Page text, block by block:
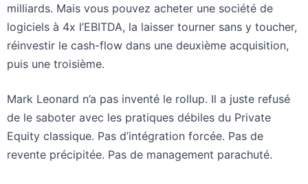
milliards. Mais vous pouvez acheter une société de
logiciels à 4x l’EBITDA, la laisser tourner sans y toucher,
réinvestir le cash-flow dans une deuxième acquisition,
puis une troisième.
Mark Leonard n’a pas inventé le rollup. Il a juste refusé
de le saboter avec les pratiques débiles du Private
Equity classique. Pas d’intégration forcée. Pas de
revente précipitée. Pas de management parachuté.